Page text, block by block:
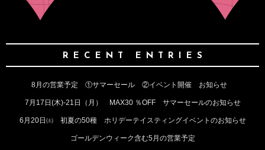
RECENT ENTRIES
8月の営業予定 ①サマーセール ②イベント開催 お知らせ
7月17日(木)‐21日（月） MAX30 ％OFF サマーセールのお知らせ
6月20日㈯ 初夏の50種 ホリデーテイスティングイベントのお知らせ
ゴールデンウィーク含む5月の営業予定